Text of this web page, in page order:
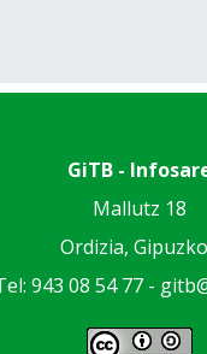
GiTB -
Mallutz 18
Ordizia,
943 08 54 77 -